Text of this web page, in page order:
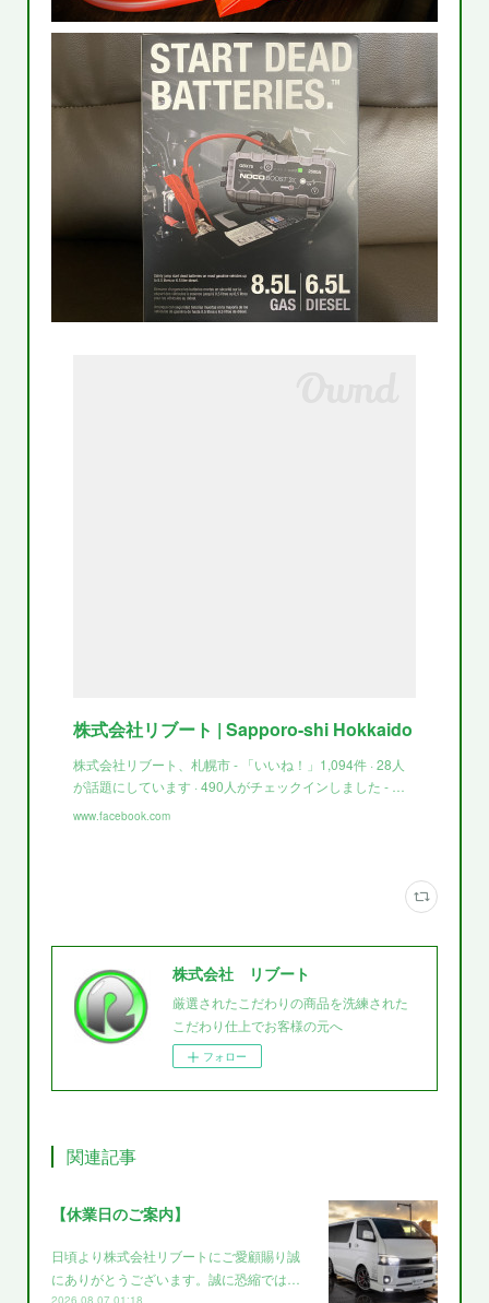
株式会社リブート | Sapporo-shi Hokkaido
株式会社リブート、札幌市 - 「いいね！」1,094件 · 28人
が話題にしています · 490人がチェックインしました - …
www.facebook.com
株式会社 リブート
厳選されたこだわりの商品を洗練された
こだわり仕上でお客様の元へ
フォロー
関連記事
【休業日のご案内】
日頃より株式会社リブートにご愛顧賜り誠
にありがとうございます。誠に恐縮では…
2026.08.07 01:18